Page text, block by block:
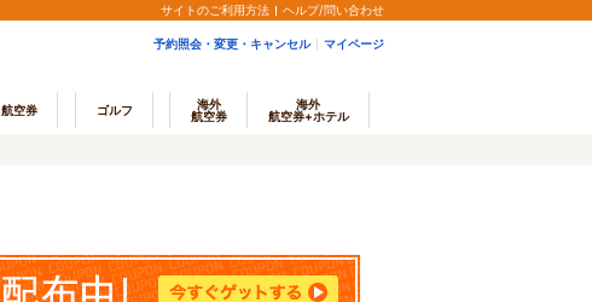
サイトのご利用方法 ヘルプ/問い合わせ
予約照会・変更・キャンセル マイページ
航空券 ゴルフ
海外
航空券
海外
航空券+ホテル